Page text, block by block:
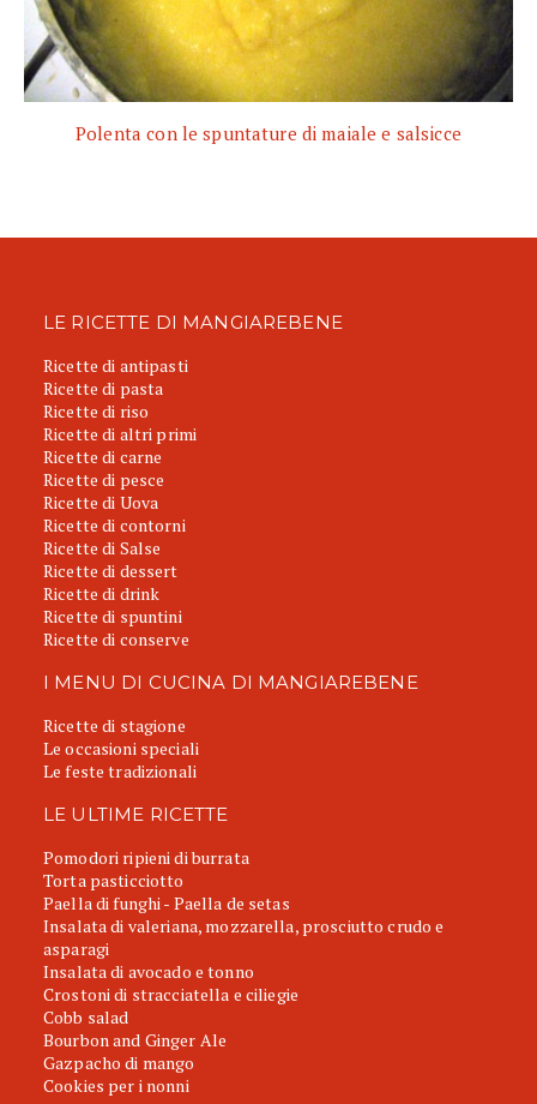
Polenta con le spuntature di maiale e salsicce
LE RICETTE DI MANGIAREBENE
Ricette di antipasti
Ricette di pasta
Ricette di riso
Ricette di altri primi
Ricette di carne
Ricette di pesce
Ricette di Uova
Ricette di contorni
Ricette di Salse
Ricette di dessert
Ricette di drink
Ricette di spuntini
Ricette di conserve
I MENU DI CUCINA DI MANGIAREBENE
Ricette di stagione
Le occasioni speciali
Le feste tradizionali
LE ULTIME RICETTE
Pomodori ripieni di burrata
Torta pasticciotto
Paella di funghi - Paella de setas
Insalata di valeriana, mozzarella, prosciutto crudo e
asparagi
Insalata di avocado e tonno
Crostoni di stracciatella e ciliegie
Cobb salad
Bourbon and Ginger Ale
Gazpacho di mango
Cookies per i nonni